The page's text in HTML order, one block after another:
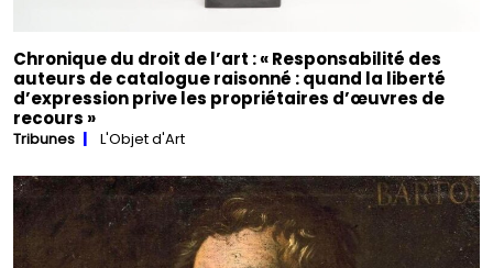
Chronique du droit de l’art : « Responsabilité des
auteurs de catalogue raisonné : quand la liberté
d’expression prive les propriétaires d’œuvres de
recours »
Tribunes L'Objet d'Art